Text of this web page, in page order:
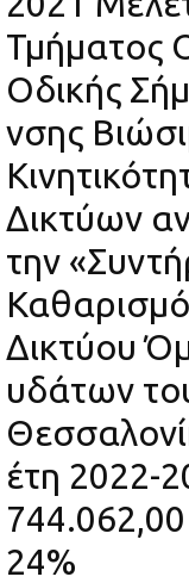
Τμήματος
Οδικής
νσης
Δικτύων
την
Δικτύου
υδάτων
έτη 2022-
24%